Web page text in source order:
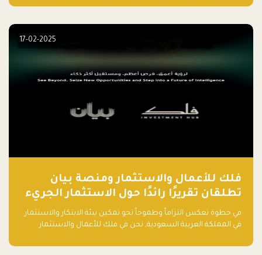
الكثيرون في بداية رحلتهم، وهي التي قد تعرقل نجاحهم. في هذا
17-02-2025
فلك للأعمال والاستثمار ومنصة بيان
تطلقان تقريرًا رائدًا حول الاستثمار الجريء
في الذكاء الاصطناعي بالمملكة العربية
السعودية
في خطوة تعكس التزاماً وطموحاً نحو تمكين بيئة الابتكار والاستثمار
في المملكة العربية السعودية, نحن في فلك للأعمال والاستثمار
الذكاء الاصطناعي: خارطة الطريق للمستثمرين ورواد الأعمال في